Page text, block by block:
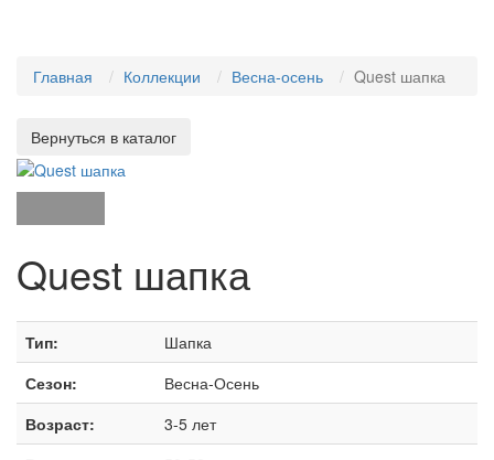
Главная Коллекции Весна-осень Quest шапка
Quest шапка
Тип:
Шапка
Сезон:
Весна-Осень
Возраст:
3-5 лет